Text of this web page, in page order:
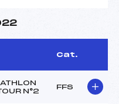
Cat.
N°2
FFS